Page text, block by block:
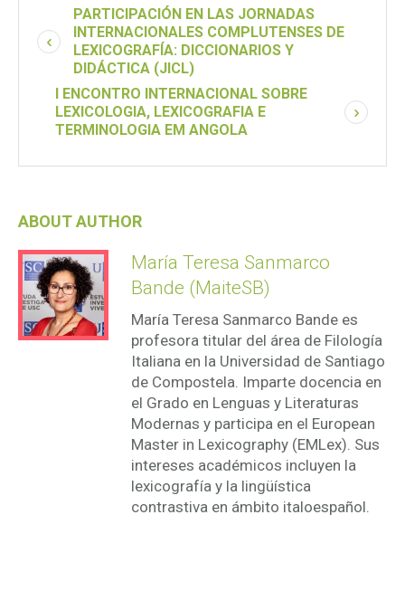
PARTICIPACIÓN EN LAS JORNADAS
INTERNACIONALES COMPLUTENSES DE
LEXICOGRAFÍA: DICCIONARIOS Y
DIDÁCTICA (JICL)
I ENCONTRO INTERNACIONAL SOBRE
LEXICOLOGIA, LEXICOGRAFIA E
TERMINOLOGIA EM ANGOLA
ABOUT AUTHOR
María Teresa Sanmarco
Bande (MaiteSB)
María Teresa Sanmarco Bande es
profesora titular del área de Filología
Italiana en la Universidad de Santiago
de Compostela. Imparte docencia en
el Grado en Lenguas y Literaturas
Modernas y participa en el European
Master in Lexicography (EMLex). Sus
intereses académicos incluyen la
lexicografía y la lingüística
contrastiva en ámbito italoespañol.